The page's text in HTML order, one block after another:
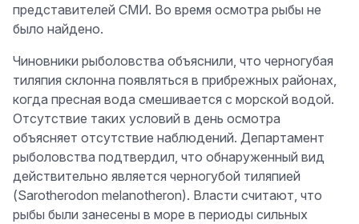
представителей СМИ. Во время осмотра рыбы не
было найдено.
Чиновники рыболовства объяснили, что черногубая
тиляпия склонна появляться в прибрежных районах,
когда пресная вода смешивается с морской водой.
Отсутствие таких условий в день осмотра
объясняет отсутствие наблюдений. Департамент
рыболовства подтвердил, что обнаруженный вид
действительно является черногубой тиляпией
(Sarotherodon melanotheron). Власти считают, что
рыбы были занесены в море в периоды сильных